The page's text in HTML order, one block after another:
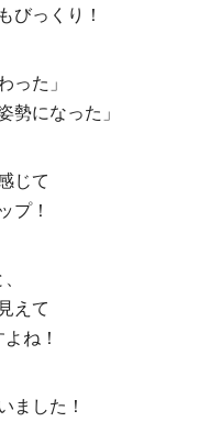
びっくり！
った」
勢になった」
じて
プ！
えて
ね！
ました！